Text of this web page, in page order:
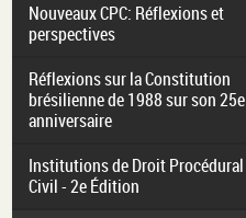
Nouveaux CPC: Réflexions et
perspectives
Réflexions sur la Constitution
brésilienne de 1988 sur son 25e
anniversaire
Institutions de Droit Procédural
Civil - 2e Édition